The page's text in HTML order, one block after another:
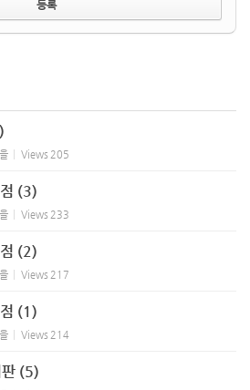
Views 205
(3)
Views 233
(2)
Views 217
(1)
Views 214
판 (5)